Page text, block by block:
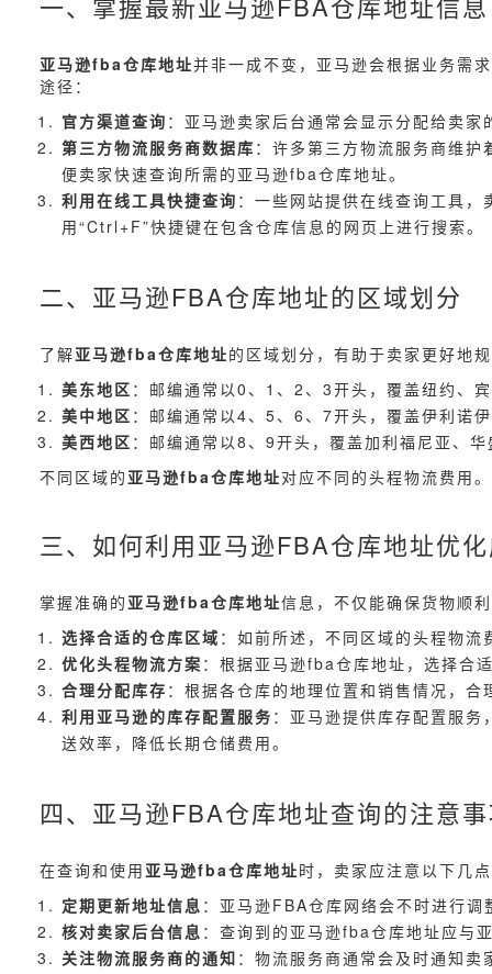
亚马逊fba仓库地址并非一成不变，亚马逊会根据业务需
途径：
官方渠道查询 ：亚马逊卖家后台通常会显示分配给卖
第三方物流服务商数据库 ：许多第三方物流服务商维
便卖家快速查询所需的亚马逊fba仓库地址。
利用在线工具快捷查询 ：一些网站提供在线查询工具
用“Ctrl+F”快捷键在包含仓库信息的网页上进行搜索。
二、亚马逊FBA仓库地址的区域划分
了解亚马逊fba仓库地址的区域划分，有助于卖家更好地
美东地区 ：邮编通常以0、1、2、3开头，覆盖纽约、
美中地区 ：邮编通常以4、5、6、7开头，覆盖伊利诺
美西地区 ：邮编通常以8、9开头，覆盖加利福尼亚、
不同区域的亚马逊fba仓库地址对应不同的头程物流费用
三、如何利用亚马逊FBA仓库地址优
掌握准确的亚马逊fba仓库地址信息，不仅能确保货物顺
选择合适的仓库区域 ：如前所述，不同区域的头程物
优化头程物流方案 ：根据亚马逊fba仓库地址，选择合
合理分配库存 ：根据各仓库的地理位置和销售情况，
利用亚马逊的库存配置服务 ：亚马逊提供库存配置服
送效率，降低长期仓储费用。
四、亚马逊FBA仓库地址查询的注意
在查询和使用亚马逊fba仓库地址时，卖家应注意以下几
定期更新地址信息 ：亚马逊FBA仓库网络会不时进行
核对卖家后台信息 ：查询到的亚马逊fba仓库地址应与
关注物流服务商的通知 ：物流服务商通常会及时通知